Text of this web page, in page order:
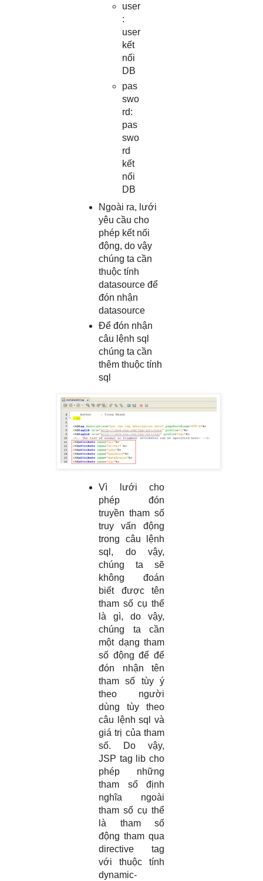
user
:
user
kết
nối
DB
pas
swo
rd:
pas
swo
rd
kết
nối
DB
Ngoài ra, lưới
yêu cầu cho
phép kết nối
động, do vậy
chúng ta cần
thuộc tính
datasource để
đón nhận
datasource
Để đón nhận
câu lệnh sql
chúng ta cần
thêm thuộc tính
sql
Vì lưới cho
phép đón
truyền tham số
truy vấn động
trong câu lệnh
sql, do vậy,
chúng ta sẽ
không đoán
biết được tên
tham số cụ thể
là gì, do vậy,
chúng ta cần
một dạng tham
số động để để
đón nhận tên
tham số tùy ý
theo người
dùng tùy theo
câu lệnh sql và
giá trị của tham
số. Do vậy,
JSP tag lib cho
phép những
tham số định
nghĩa ngoài
tham số cụ thể
là tham số
động tham qua
directive tag
với thuộc tính
dynamic-